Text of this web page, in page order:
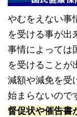
やむをえない事
を受ける事が出
事情によっては
を受けることが
減額や減免を受
始まらないので
督促状や催告書